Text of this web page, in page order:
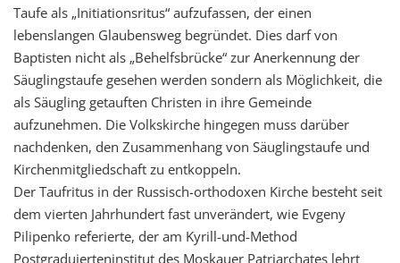
Taufe als „Initiationsritus“ aufzufassen, der einen
lebenslangen Glaubensweg begründet. Dies darf von
Baptisten nicht als „Behelfsbrücke“ zur Anerkennung der
Säuglingstaufe gesehen werden sondern als Möglichkeit, die
als Säugling getauften Christen in ihre Gemeinde
aufzunehmen. Die Volkskirche hingegen muss darüber
nachdenken, den Zusammenhang von Säuglingstaufe und
Kirchenmitgliedschaft zu entkoppeln.
Der Taufritus in der Russisch-orthodoxen Kirche besteht seit
dem vierten Jahrhundert fast unverändert, wie Evgeny
Pilipenko referierte, der am Kyrill-und-Method
Postgraduierteninstitut des Moskauer Patriarchates lehrt